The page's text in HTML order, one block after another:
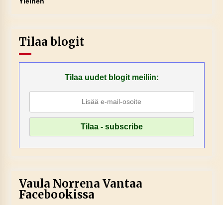
Tilaa blogit
Tilaa uudet blogit meiliin:
Vaula Norrena Vantaa
Facebookissa